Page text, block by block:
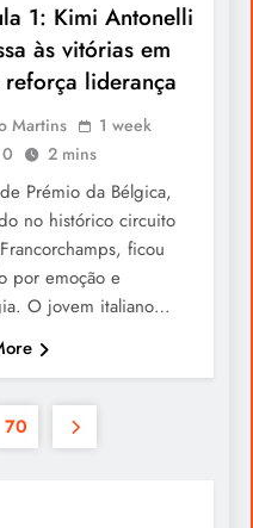
1: Kimi Antonelli
às vitórias em
reforça liderança
Martins
1 week
0 2 mins
Prémio da Bélgica,
no histórico circuito
ficou
por emoção e
O jovem italiano…
70